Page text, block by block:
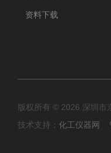
资料下载
版权所有 © 2026 深圳
技术支持： 化工仪器网